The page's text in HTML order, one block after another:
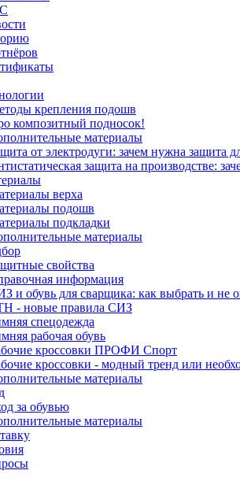
крепления подошв
композитный подносок!
материалы
от электродуги: зачем нужна защита
защита на производстве:
верха
подошв
подкладки
материалы
свойства
информация
и обувь для сварщика: как выбрать и не
- новые правила СИЗ
спецодежда
рабочая обувь
кроссовки ПРОФИ Спорт
кроссовки - модный тренд или
материалы
за обувью
материалы